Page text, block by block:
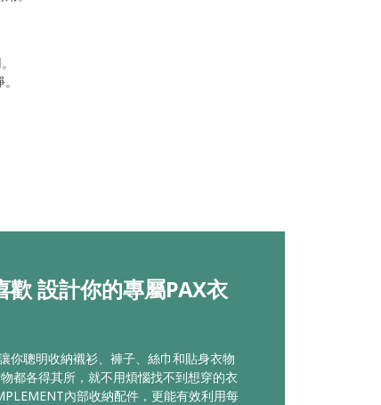
歡 設計你的專屬PAX衣
你聰明收納襯衫、褲子、絲巾和貼身衣物
都各得其所，就不用煩惱找不到想穿的衣
內部收納配件，更能有效利用每